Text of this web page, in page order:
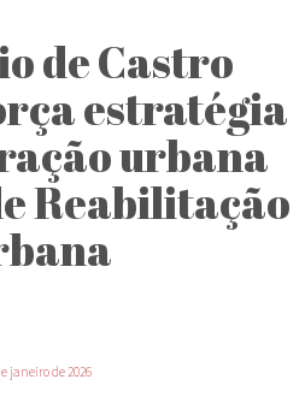
de Castro
estratégia
urbana
Reabilitação
janeiro de 2026